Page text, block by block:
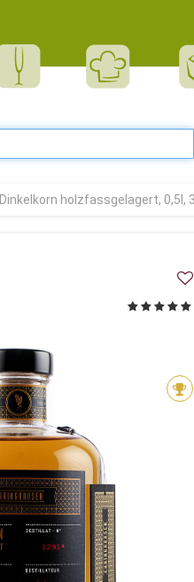
Dinkelkorn holzfassgelagert, 0,5l,